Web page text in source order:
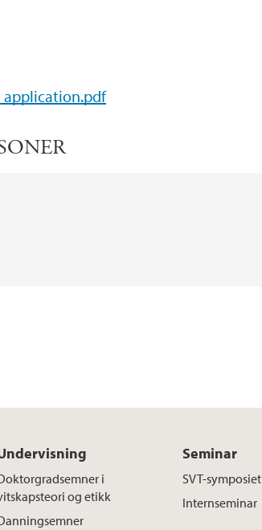
application.pdf
i
og etikk
Seminar
SVT-symposiet
Internseminar